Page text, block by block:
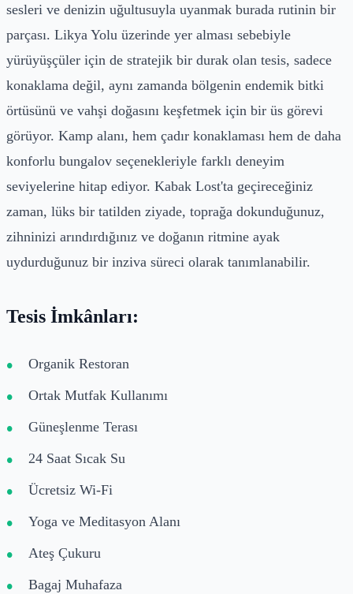
sesleri ve denizin uğultusuyla uyanmak burada rutinin bir
parçası. Likya Yolu üzerinde yer alması sebebiyle
yürüyüşçüler için de stratejik bir durak olan tesis, sadece
konaklama değil, aynı zamanda bölgenin endemik bitki
örtüsünü ve vahşi doğasını keşfetmek için bir üs görevi
görüyor. Kamp alanı, hem çadır konaklaması hem de daha
konforlu bungalov seçenekleriyle farklı deneyim
seviyelerine hitap ediyor. Kabak Lost'ta geçireceğiniz
zaman, lüks bir tatilden ziyade, toprağa dokunduğunuz,
zihninizi arındırdığınız ve doğanın ritmine ayak
uydurduğunuz bir inziva süreci olarak tanımlanabilir.
Tesis İmkânları:
Organik Restoran
Ortak Mutfak Kullanımı
Güneşlenme Terası
24 Saat Sıcak Su
Ücretsiz Wi-Fi
Yoga ve Meditasyon Alanı
Ateş Çukuru
Bagaj Muhafaza